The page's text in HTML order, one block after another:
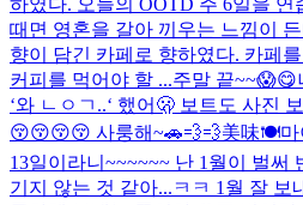
때면 영혼을 갈아 끼우는 느낌이
향이 담긴 카페로 향하였다. 카페
커피를 먹어야 할 ...주말 끝~~😱😋
‘와 ㄴㅇㄱ..‘ 했어🫢 보트도 사진
😚😚😚😚 사룽해~🚗💨💨美味🍽️
13일이라니~~~~~~ 난 1월이 벌써
기지 않는 것 같아...ㅋㅋ 1월 잘 보